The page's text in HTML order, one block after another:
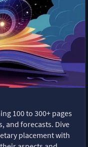
100 to 300+ pages
and forecasts. Dive
placement with